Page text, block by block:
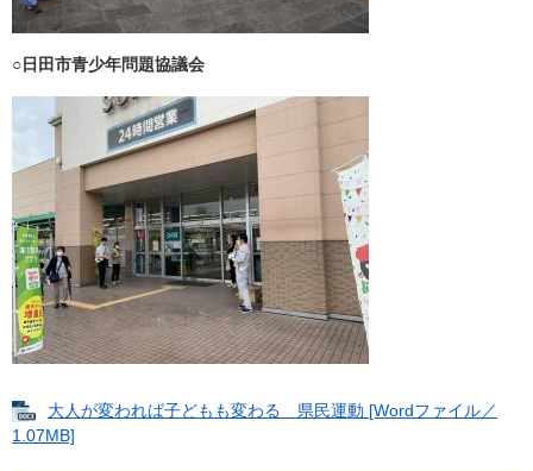
○日田市青少年問題協議会
大人が変われば子どもも変わる 県民運動 [Wordファイル／
1.07MB]